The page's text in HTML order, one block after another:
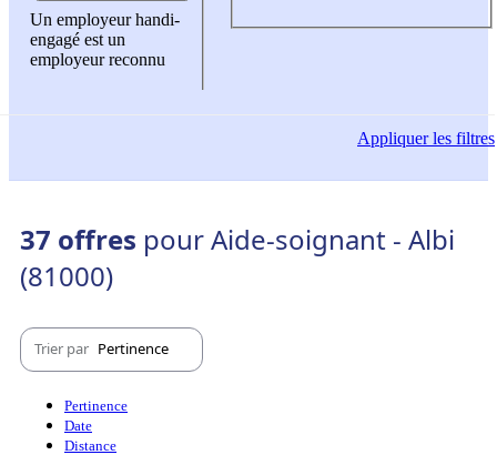
Un employeur handi-
engagé est un
employeur reconnu
Appliquerles filtres
37 offres pour Aide-soignant - Albi
(81000)
Trier par Pertinence
Pertinence
Date
Distance